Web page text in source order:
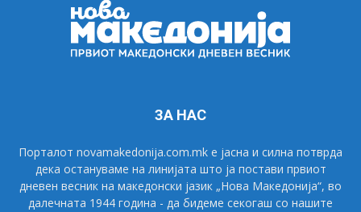
ЗА НАС
Порталот novamakedonija.com.mk е јасна и силна потврда
дека остануваме на линијата што ја постави првиот
дневен весник на македонски јазик „Нова Македонија“, во
далечната 1944 година - да бидеме секогаш со нашите